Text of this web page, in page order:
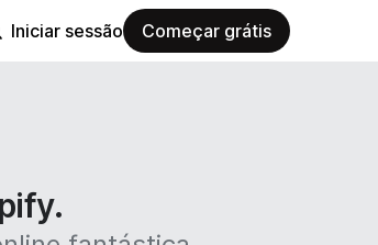
Iniciar sessão Começar grátis